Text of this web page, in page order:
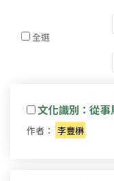
全選
文化識別：從
作者： 李豐楙